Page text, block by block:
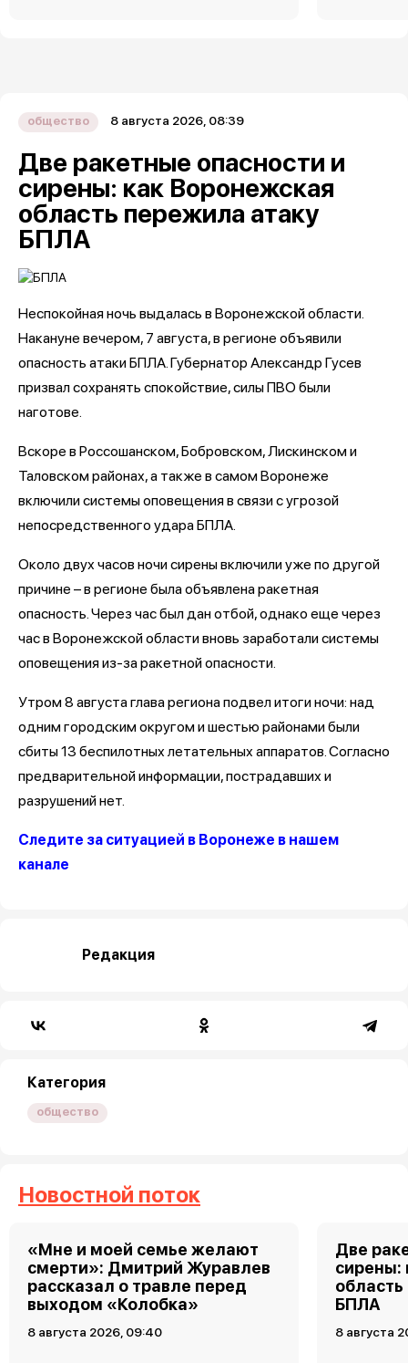
общество 8 августа 2026, 08:39
Две ракетные опасности и
сирены: как Воронежская
область пережила атаку
БПЛА
Неспокойная ночь выдалась в Воронежской области.
Накануне вечером, 7 августа, в регионе объявили
опасность атаки БПЛА. Губернатор Александр Гусев
призвал сохранять спокойствие, силы ПВО были
наготове.
Вскоре в Россошанском, Бобровском, Лискинском и
Таловском районах, а также в самом Воронеже
включили системы оповещения в связи с угрозой
непосредственного удара БПЛА.
Около двух часов ночи сирены включили уже по другой
причине – в регионе была объявлена ракетная
опасность. Через час был дан отбой, однако еще через
час в Воронежской области вновь заработали системы
оповещения из-за ракетной опасности.
Утром 8 августа глава региона подвел итоги ночи: над
одним городским округом и шестью районами были
сбиты 13 беспилотных летательных аппаратов. Согласно
предварительной информации, пострадавших и
разрушений нет.
Следите за ситуацией в Воронеже в нашем
канале
Редакция
Категория
общество
Новостной поток
«Мне и моей семье желают
смерти»: Дмитрий Журавлев
рассказал о травле перед
выходом «Колобка»
8 августа 2026, 09:40
Две
сирены:
БПЛА
8 августа